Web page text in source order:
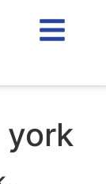
york